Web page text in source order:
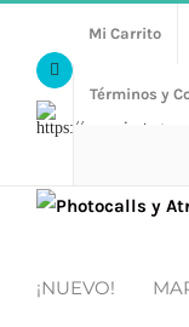
contenidoFacebook
Https://
Mi Carrito
Términos y
¡NUEVO!